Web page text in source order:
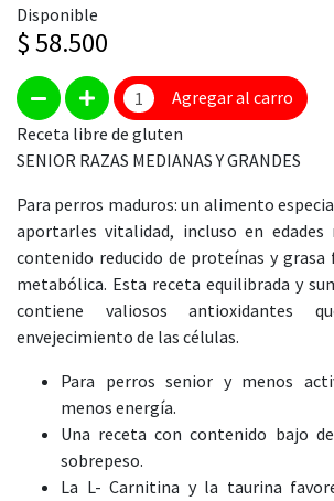
Disponible
$ 58.500
Agregar al carro
Receta libre de gluten
SENIOR RAZAS MEDIANAS Y GRANDES
Para perros maduros: un alimento
aportarles vitalidad, incluso en edades
contenido reducido de proteínas y grasa
metabólica. Esta receta equilibrada y
contiene valiosos antioxidantes
envejecimiento de las células.
Para perros senior y menos
menos energía.
Una receta con contenido bajo
sobrepeso.
La L- Carnitina y la taurina